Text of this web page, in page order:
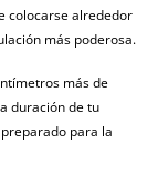
colocarse alrededor
más poderosa.
más de
duración de tu
para la